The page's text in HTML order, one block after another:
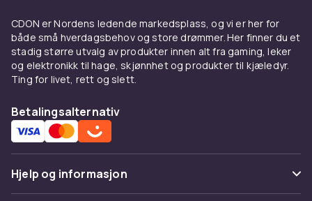
elsker å ta bilder, er kameraet og støtte for
redigeringsapper viktigere. Hvis du bruker
mobiltelefonen din både privat og til jobb, er en
telefon med doble SIM-kort praktisk.
Telefonen din bør forenkle for deg og passe
din livsstil!
Velg blant tusenvis av
rimelige produkter fra de
mest populære produsentene
CDON er Nordens ledende markedsplass, og vi er her for
både små hverdagsbehov og store drømmer. Her finner du et
stadig større utvalg av produkter innen alt fra gaming, leker
og elektronikk til hage, skjønnhet og produkter til kjæledyr.
Ting for livet, rett og slett.
Betalingsalternativ
Hjelp og informasjon